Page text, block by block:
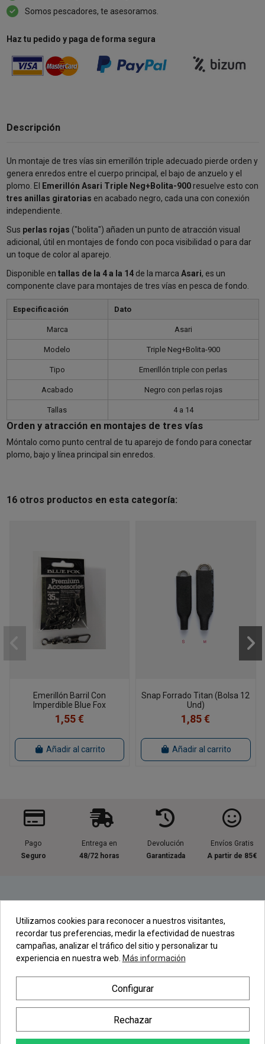
Somos pescadores, te asesoramos.
Haz tu pedido y paga de forma segura
Descripción
Un montaje de tres vías sin emerillón triple adecuado pierde orden y
genera enredos entre el cuerpo principal, el bajo de anzuelo y el
plomo. El
Emerillón Asari Triple Neg+Bolita-900resuelve esto con
tres anillas giratorias en acabado negro, cada una con conexión
independiente.
Sus perlas rojas ("bolita") añaden un punto de atracción visual
adicional, útil en montajes de fondo con poca visibilidad o para dar
un toque de color al aparejo.
Disponible en tallas de la 4 a la 14de la marca Asari, es un
componente clave para montajes de tres vías en pesca de fondo.
Especificación Dato
Marca Asari
Modelo Triple Neg+Bolita-900
Tipo Emerillón triple con perlas
Acabado Negro con perlas rojas
Tallas 4 a 14
Orden y atracción en montajes de tres vías
Móntalo como punto central de tu aparejo de fondo para conectar
plomo, bajo y línea principal sin enredos.
16 otros productos en esta categoría:
Emerillón Barril Con
Imperdible Blue Fox
1,55 €
Añadir al carrito
Snap Forrado Titan (Bolsa 12
Und)
1,85 €
Añadir al carrito
Pago
Seguro
Entrega en
48/72 horas
Devolución
Garantizada
Envíos Gratis
A partir de 85€
Contacta con nosotros
Regístrate en nuestra Newsletter
Newsletter
Utilizamos cookies para reconocer a nuestros visitantes,
recordar tus preferencias, medir la efectividad de nuestras
campañas, analizar el tráfico del sitio y personalizar tu
experiencia en nuestra web. Más información
Configurar
Rechazar